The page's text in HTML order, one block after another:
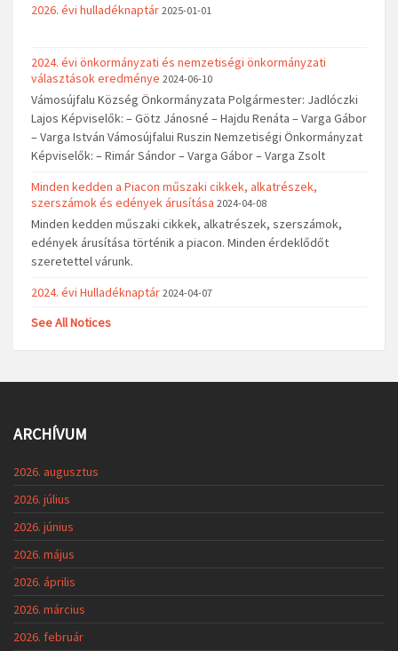
2026. évi hulladéknaptár 2025-01-01
2024. évi önkormányzati és nemzetiségi önkormányzati
választások eredménye 2024-06-10
Vámosújfalu Község Önkormányzata Polgármester: Jadlóczki
Lajos Képviselők: – Götz Jánosné – Hajdu Renáta – Varga Gábor
– Varga István Vámosújfalui Ruszin Nemzetiségi Önkormányzat
Képviselők: – Rimár Sándor – Varga Gábor – Varga Zsolt
Minden kedden a Piacon műszaki cikkek, alkatrészek,
szerszámok és edények árusítása 2024-04-08
Minden kedden műszaki cikkek, alkatrészek, szerszámok,
edények árusítása történik a piacon. Minden érdeklődőt
szeretettel várunk.
2024. évi Hulladéknaptár 2024-04-07
See All Notices
ARCHÍVUM
2026. augusztus
2026. július
2026. június
2026. május
2026. április
2026. március
2026. február